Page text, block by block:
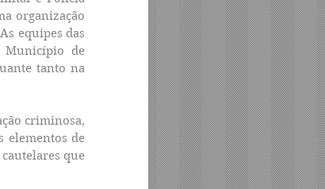
organização
equipes das
Município de
tanto na
criminosa,
elementos de
que